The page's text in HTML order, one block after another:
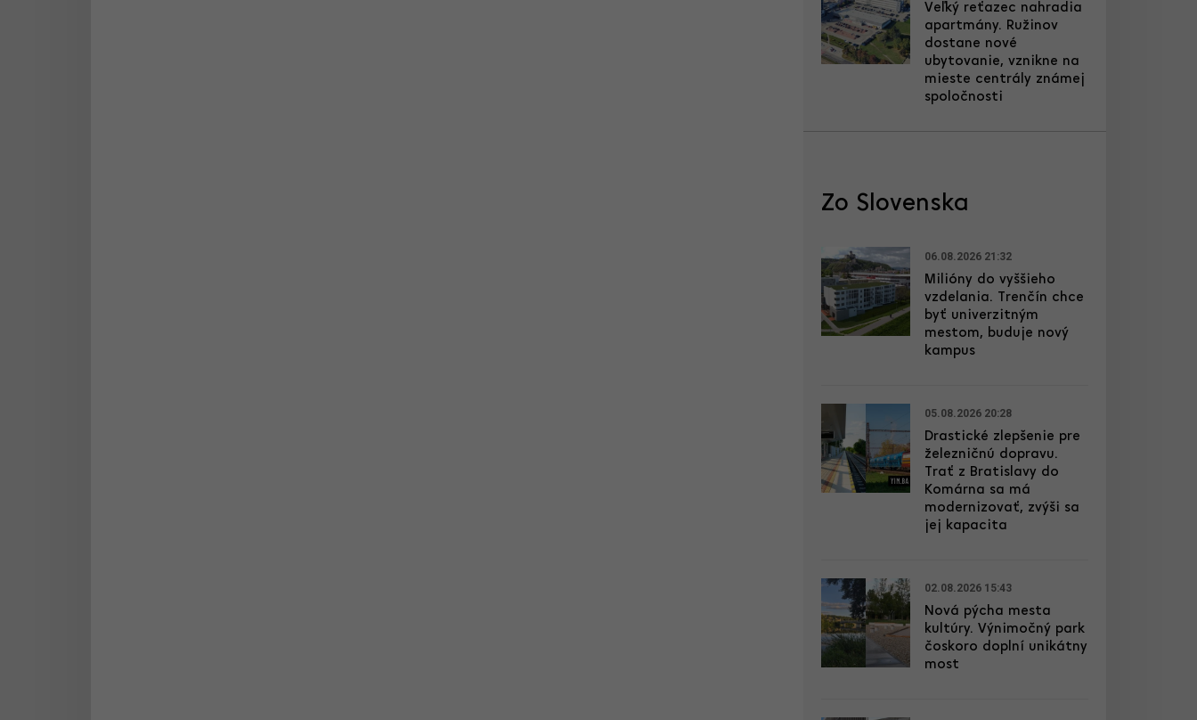
Veľký reťazec nahradia
apartmány. Ružinov
dostane nové
ubytovanie, vznikne na
mieste centrály známej
spoločnosti
Zo Slovenska
06.08.2026 21:32
Milióny do vyššieho
vzdelania. Trenčín chce
byť univerzitným
mestom, buduje nový
kampus
05.08.2026 20:28
Drastické zlepšenie pre
železničnú dopravu.
Trať z Bratislavy do
Komárna sa má
modernizovať, zvýši sa
jej kapacita
02.08.2026 15:43
Nová pýcha mesta
kultúry. Výnimočný park
čoskoro doplní unikátny
most